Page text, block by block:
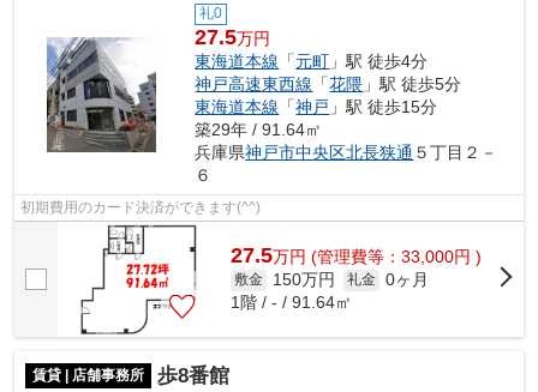
礼0
27.5万円
東海道本線 「元町 」駅 徒歩4分
神戸高速東西線 「花隈 」駅 徒歩5分
東海道本線 「神戸 」駅 徒歩15分
築29年 / 91.64㎡
兵庫県神戸市中央区北長狭通 ５丁目２－
６
初期費用のカード決済ができます(^^)
27.5万円 (管理費等：33,000円 )
敷金 150万円 礼金 0ヶ月
1階 / - / 91.64㎡
賃貸 | 店舗事務所 歩8番館